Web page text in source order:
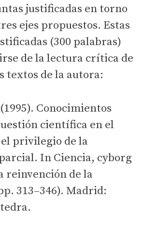
justificadas en torno
ejes propuestos. Estas
(300 palabras)
de la lectura crítica de
textos de la autora:
Conocimientos
científica en el
privilegio de la
In Ciencia, cyborg
reinvención de la
313–346). Madrid: